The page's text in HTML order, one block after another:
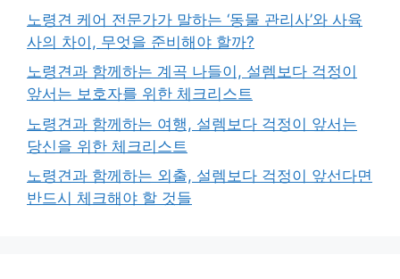
노령견 케어 전문가가 말하는 ‘동물 관리사’와 사육
사의 차이, 무엇을 준비해야 할까?
노령견과 함께하는 계곡 나들이, 설렘보다 걱정이
앞서는 보호자를 위한 체크리스트
노령견과 함께하는 여행, 설렘보다 걱정이 앞서는
당신을 위한 체크리스트
노령견과 함께하는 외출, 설렘보다 걱정이 앞선다면
반드시 체크해야 할 것들